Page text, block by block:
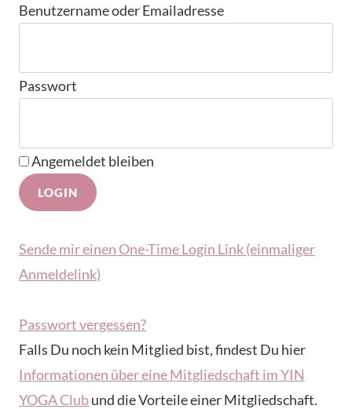
Benutzername oder Emailadresse
Passwort
Angemeldet bleiben
Sende mir einen One-Time Login Link (einmaliger
Anmeldelink)
Passwort vergessen?
Falls Du noch kein Mitglied bist, findest Du hier
Informationen über eine Mitgliedschaft im YIN
YOGA Clubund die Vorteile einer Mitgliedschaft.